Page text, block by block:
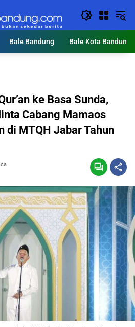
Bale Bandung Bale Kota Bandung
ke Basa Sunda,
Cabang Mamaos
di MTQH Jabar Tahun